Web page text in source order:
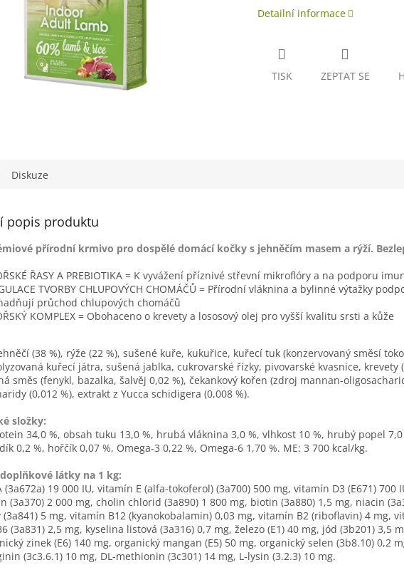
Detailní informace
TISK ZEPTAT SE
Diskuze
popis produktu
přírodní krmivo pro dospělé domácí kočky s jehněčím masem a rýží.
ŘASY A PREBIOTIKA = K vyvážení příznivé střevní mikroflóry a na podporu
TVORBY CHLUPOVÝCH CHOMÁČŮ = Přírodní vláknina a bylinné výtažky
průchod chlupových chomáčů
KOMPLEX = Obohaceno o krevety a lososový olej pro vyšší kvalitu srsti a kůže
(38 %), rýže (22 %), sušené kuře, kukuřice, kuřecí tuk (konzervovaný směsí
kuřecí játra, sušená jablka, cukrovarské řízky, pivovarské kvasnice, krevety
směs (fenykl, bazalka, šalvěj 0,02 %), čekankový kořen (zdroj mannan-
(0,012 %), extrakt z Yucca schidigera (0,008 %).
složky:
34,0 %, obsah tuku 13,0 %, hrubá vláknina 3,0 %, vlhkost 10 %, hrubý popel
0,2 %, hořčík 0,07 %, Omega-3 0,22 %, Omega-6 1,70 %. ME: 3 700 kcal/kg.
látky na 1 kg:
19 000 IU, vitamín E (alfa-tokoferol) (3a700) 500 mg, vitamín D3 (E671) 700
(3a370) 2 000 mg, cholin chlorid (3a890) 1 800 mg, biotin (3a880) 1,5 mg, niacin
5 mg, vitamín B12 (kyanokobalamin) 0,03 mg, vitamín B2 (riboflavin) 4 mg,
(3a831) 2,5 mg, kyselina listová (3a316) 0,7 mg, železo (E1) 40 mg, jód (3b201) 3,5
zinek (E6) 140 mg, organický mangan (E5) 50 mg, organický selen (3b8.10) 0,2
(3c3.6.1) 10 mg, DL-methionin (3c301) 14 mg, L-lysin (3.2.3) 10 mg.